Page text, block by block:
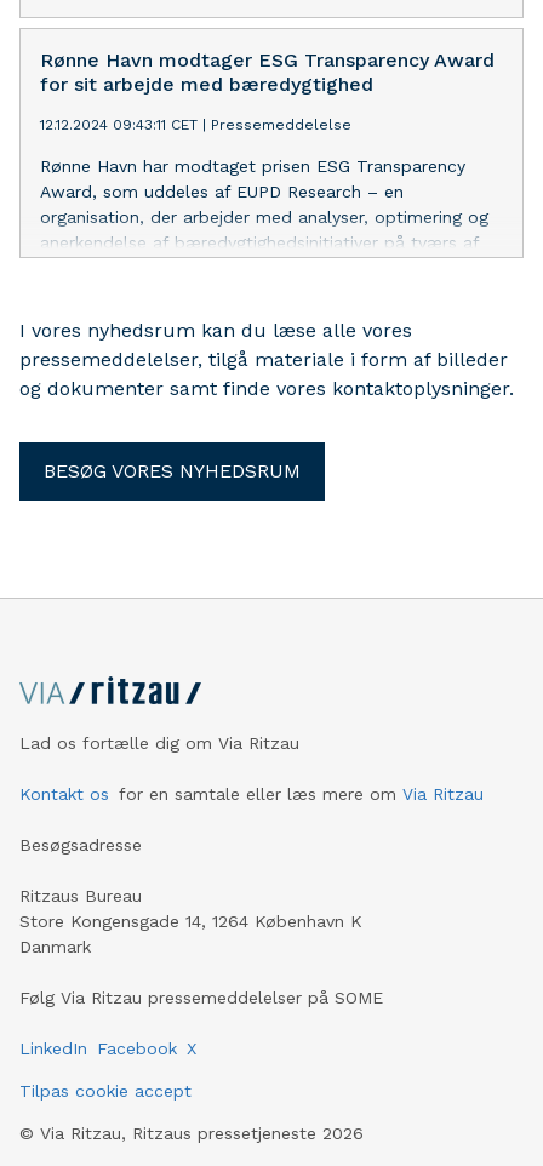
Rønne Havn modtager ESG Transparency Award
for sit arbejde med bæredygtighed
12.12.2024 09:43:11 CET Pressemeddelelse
Rønne Havn har modtaget prisen ESG Transparency
Award, som uddeles af EUPD Research – en
organisation, der arbejder med analyser, optimering og
anerkendelse af bæredygtighedsinitiativer på tværs af
I vores nyhedsrum kan du læse alle vores
pressemeddelelser, tilgå materiale i form af billeder
og dokumenter samt finde vores kontaktoplysninger.
BESØG VORES NYHEDSRUM
Lad os fortælle dig om Via Ritzau
Kontakt os for en samtale eller læs mere om Via Ritzau
Besøgsadresse
Ritzaus Bureau
Store Kongensgade 14, 1264 København K
Danmark
Følg Via Ritzau pressemeddelelser på SOME
LinkedIn Facebook X
Tilpas cookie accept
© Via Ritzau, Ritzaus pressetjeneste 2026